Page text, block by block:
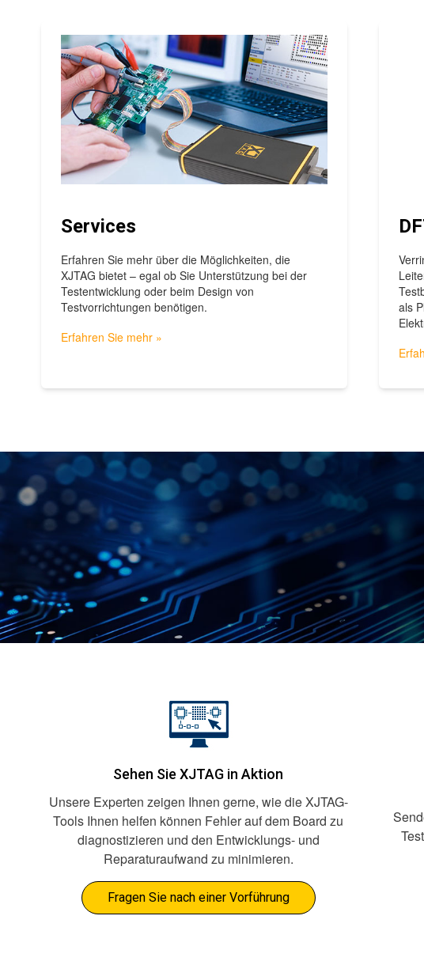
Services
Erfahren Sie mehr über die Möglichkeiten, die
XJTAG bietet – egal ob Sie Unterstützung bei der
Testentwicklung oder beim Design von
Testvorrichtungen benötigen.
Erfahren Sie mehr »
als
Sehen Sie XJTAG in Aktion
Unsere Experten zeigen Ihnen gerne, wie die XJTAG-
Tools Ihnen helfen können Fehler auf dem Board zu
diagnostizieren und den Entwicklungs- und
Reparaturaufwand zu minimieren.
Fragen Sie nach einer Vorführung